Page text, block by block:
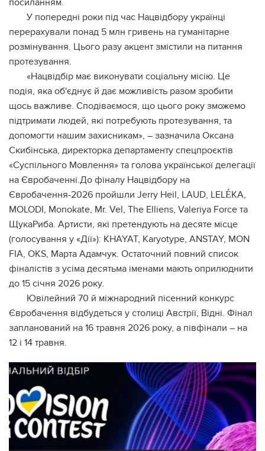
посиланням.
У попередні роки під час Нацвідбору українці
перерахували понад 5 млн гривень на гуманітарне
розмінування. Цього разу акцент змістили на питання
протезування.
«Нацвідбір має виконувати соціальну місію. Це
подія, яка об'єднує й дає можливість разом зробити
щось важливе. Сподіваємося, що цього року зможемо
підтримати людей, які потребують протезування, та
допомогти нашим захисникам», – зазначила Оксана
Скибінська, директорка департаменту спецпроєктів
«Суспільного Мовлення» та голова української делегації
на Євробаченні.До фіналу Нацвідбору на
Євробачення-2026 пройшли Jerry Heil, LAUD, LELÉKA,
MOLODI, Monokate, Mr. Vel, The Elliens, Valeriya Force та
ЩукаРиба. Артисти, які претендують на десяте місце
(голосування у «Дії»): KHAYAT, Karyotype, ANSTAY, MON
FIA, OKS, Марта Адамчук. Остаточний повний список
фіналістів з усіма десятьма іменами мають оприлюднити
до 15 січня 2026 року.
Ювілейний 70 й міжнародний пісенний конкурс
Євробачення відбудеться у столиці Австрії, Відні. Фінал
запланований на 16 травня 2026 року, а півфінали – на
12 і 14 травня.